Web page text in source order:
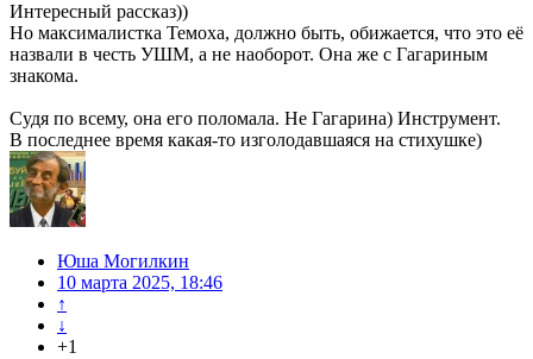
Интересный рассказ))
Но максималистка Темоха, должно быть, обижается, что это её
назвали в честь УШМ, а не наоборот. Она же с Гагариным
знакома.
Судя по всему, она его поломала. Не Гагарина) Инструмент.
В последнее время какая-то изголодавшаяся на стихушке)
Юша Могилкин
10 марта 2025, 18:46
↑
↓
+1